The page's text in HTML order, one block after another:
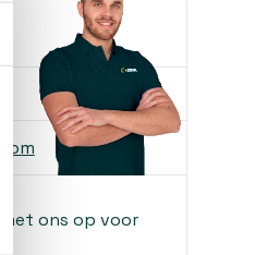
ons op voor